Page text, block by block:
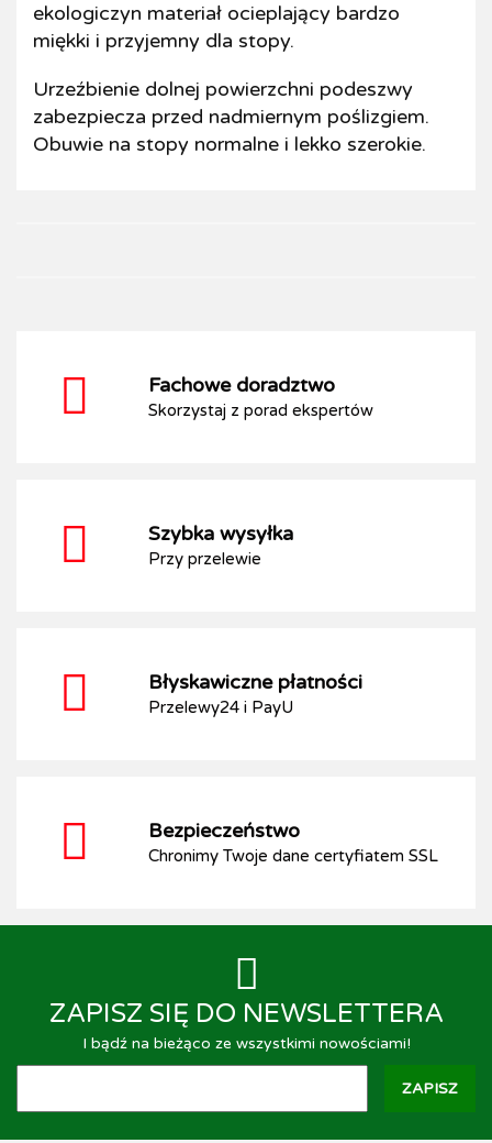
ekologiczyn materiał ocieplający bardzo
miękki i przyjemny dla stopy.
Urzeźbienie dolnej powierzchni podeszwy
zabezpiecza przed nadmiernym poślizgiem.
Obuwie na stopy normalne i lekko szerokie.
Fachowe doradztwo
Skorzystaj z porad ekspertów
Szybka wysyłka
Przy przelewie
Błyskawiczne płatności
Przelewy24 i PayU
Bezpieczeństwo
Chronimy Twoje dane certyfiatem SSL
ZAPISZ SIĘ DO NEWSLETTERA
I bądź na bieżąco ze wszystkimi nowościami!